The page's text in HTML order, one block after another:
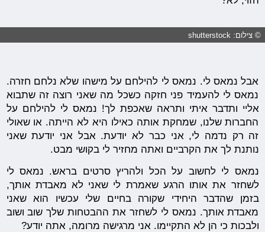
© צילום: shutterstock
אבל נמאס לי. נמאס לי להילחם על מישהו שלא נלחם חזרה.
נמאס לי להעמיד פני חזקה כשכל מה שאני רוצה זה שתבוא
אליי ותדבר איתי ותראה שאכפת לך! נמאס לי להילחם על
החברות שלנו, שמחקת אותה כאילו היא לא הייתה. או שאולי
זה רק נדמה לי, אני כבר לא יודעת. אבל אני יודעת שאני
נותנת לך את הקרביים ואתה מחזיר לי בקושי מבט.
נמאס לי לחשוב על הכל ולהריץ סרטים בראש. נמאס לי
לשחזר את אותו הרגע שאמרת לי שאני לא מאבדת אותך,
בזמן שהדבר היחידי שקורה בחיים שלי עכשיו הוא שאני
מאבדת אותך. נמאס לי לשחזר את ההבטחות שלך שוב ושוב
ולבכות כי הן לא התקיימו. אני מרגישה מרומה, אתה יודע?